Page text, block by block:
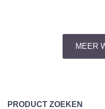
MEER
PRODUCT ZOEKEN